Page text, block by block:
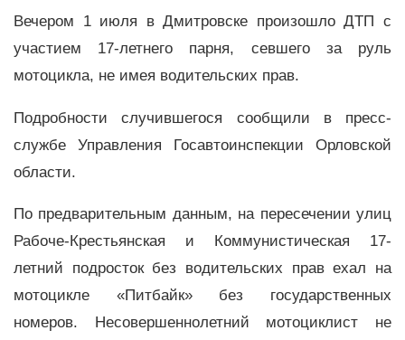
Вечером 1 июля в Дмитровске произошло ДТП с
участием 17-летнего парня, севшего за руль
мотоцикла, не имея водительских прав.
Подробности случившегося сообщили в пресс-
службе Управления Госавтоинспекции Орловской
области.
По предварительным данным, на пересечении улиц
Рабоче-Крестьянская и Коммунистическая 17-
летний подросток без водительских прав ехал на
мотоцикле «Питбайк» без государственных
номеров. Несовершеннолетний мотоциклист не